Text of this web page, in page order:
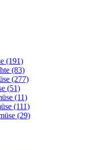
(191)
(83)
(277)
(51)
(11)
(111)
(29)